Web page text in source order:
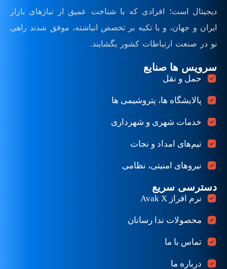
دیجیتال است؛ افرادی که با شناخت عمیق از نیازهای بازار
ایران و جهان، و با تکیه بر تخصص انباشته، موفق شدند راهی
نو در صنعت ارتباطات کشور بگشایند.
سرویس ها صنایع
حمل و نقل
پالایشگاه ها، پتروشیمی ها
خدمات شهری و شهرداری
تیم‌های امداد و نجات
نیروهای امنیتی، نظامی
دسترسی سریع
نرم افراز Avak X
محصولات ندا رسانان
تماس با ما
درباره ما